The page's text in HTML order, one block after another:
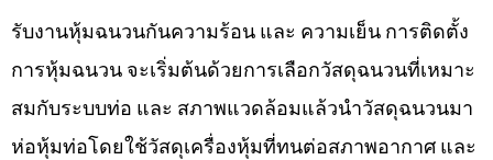
รับงานหุ้มฉนวนกันความร้อน และ ความเย็น การติดตั้ง
การหุ้มฉนวน จะเริ่มต้นด้วยการเลือกวัสดุฉนวนที่เหมาะ
สมกับระบบท่อ และ สภาพแวดล้อมแล้วนำวัสดุฉนวนมา
ห่อหุ้มท่อโดยใช้วัสดุเครื่องหุ้มที่ทนต่อสภาพอากาศ และ